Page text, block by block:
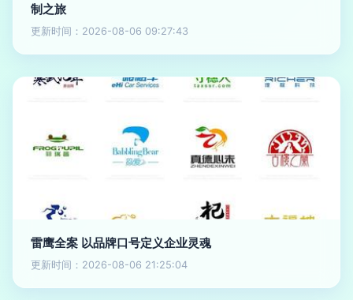
制之旅
更新时间：2026-08-06 09:27:43
雷鹰全案 以品牌口号定义企业灵魂
更新时间：2026-08-06 21:25:04